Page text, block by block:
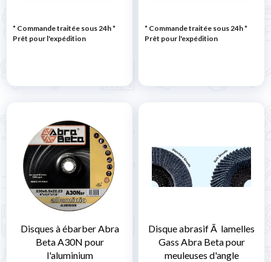
* Commande traitée sous 24h*
Prêt pour l'expédition
* Commande traitée sous 24h*
Prêt pour l'expédition
Disques à ébarber Abra
Beta A30N pour
l'aluminium
Disque abrasif Ã lamelles
Gass Abra Beta pour
meuleuses d'angle